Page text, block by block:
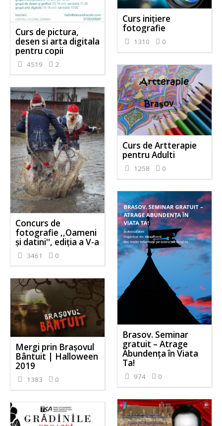
Curs de pictura,
desen si arta digitala
pentru copii
4519 2
Curs inițiere
fotografie
1310 0
Curs de Artterapie
pentru Adulti
1258 0
Concurs de
fotografie ,,Oameni
și datini'', ediția a V-a
3461 0
Brasov. Seminar
gratuit – Atrage
Abundența în Viata
Ta!
974 0
Mergi prin Brașovul
Bântuit | Halloween
2019
1383 0